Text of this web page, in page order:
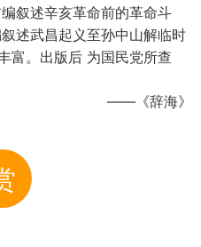
叙述辛亥革命前的革命斗
述武昌起义至孙中山解临时
富。出版后 为国民党所查
——《辞海》